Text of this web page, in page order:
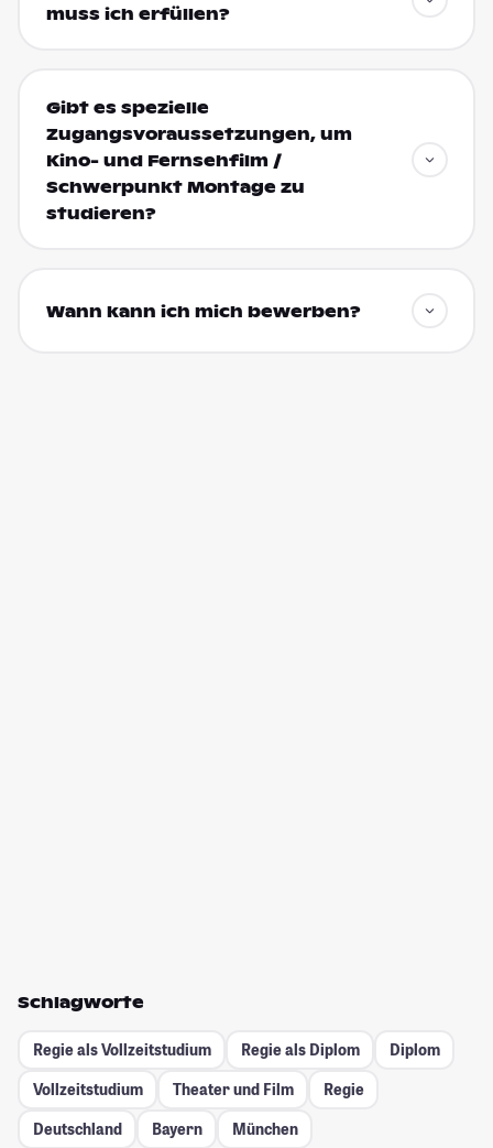
muss ich erfüllen?
Gibt es spezielle
Zugangsvoraussetzungen, um
Kino- und Fernsehfilm /
Schwerpunkt Montage zu
studieren?
Wann kann ich mich bewerben?
Schlagworte
Regie als Vollzeitstudium Regie als Diplom
Diplom
Vollzeitstudium
Theater und Film
Regie
Deutschland
Bayern München